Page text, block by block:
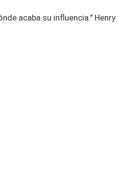
acaba su influencia."